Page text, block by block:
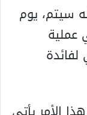
سيتم، يوم
في عملية